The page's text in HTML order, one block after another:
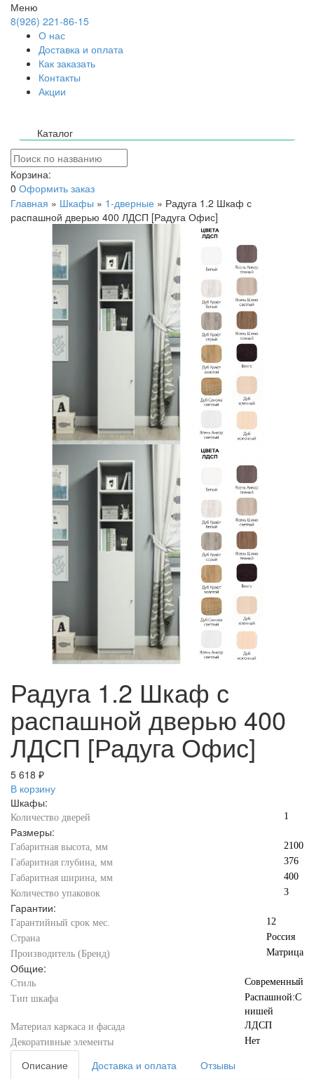
Меню
8(926) 221-86-15
О нас
Доставка и оплата
Как заказать
Контакты
Акции
Каталог
Корзина:
0 Оформить заказ
Главная » Шкафы » 1-дверные » Радуга 1.2 Шкаф с
распашной дверью 400 ЛДСП [Радуга Офис]
Радуга 1.2 Шкаф с
распашной дверью 400
ЛДСП [Радуга Офис]
5 618 ₽
В корзину
Шкафы:
Количество дверей 1
Размеры:
Габаритная высота, мм
2100
Габаритная глубина, мм
376
Габаритная ширина, мм
400
Количество упаковок
3
Гарантии:
Гарантийный срок мес.
12
Страна
Россия
Производитель (Бренд)
Матрица
Общие:
Стиль
Современный
Тип шкафа
Распашной:С
нишей
Материал каркаса и фасада
ЛДСП
Декоративные элементы
Нет
Описание Доставка и оплата
Отзывы